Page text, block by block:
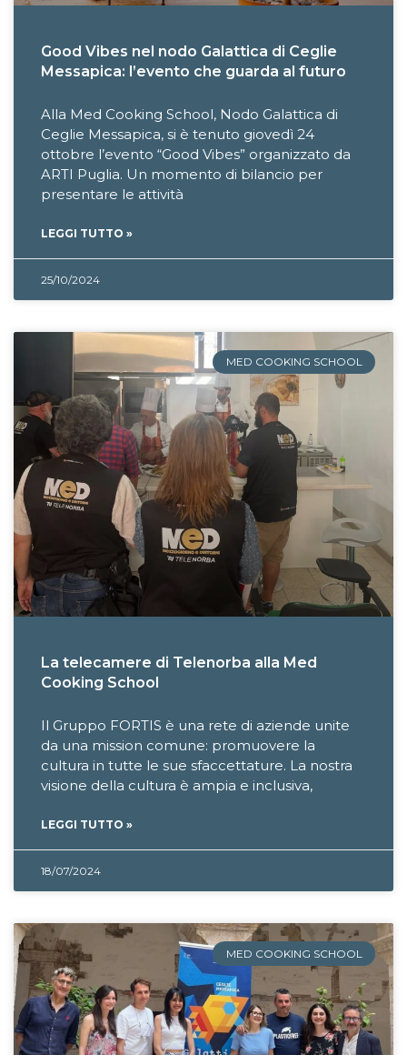
Good Vibes nel nodo Galattica di Ceglie
Messapica: l’evento che guarda al futuro
Alla Med Cooking School, Nodo Galattica di
Ceglie Messapica, si è tenuto giovedì 24
ottobre l’evento “Good Vibes” organizzato da
ARTI Puglia. Un momento di bilancio per
presentare le attività
LEGGI TUTTO »
25/10/2024
MED COOKING SCHOOL
La telecamere di Telenorba alla Med
Cooking School
Il Gruppo FORTIS è una rete di aziende unite
da una mission comune: promuovere la
cultura in tutte le sue sfaccettature. La nostra
visione della cultura è ampia e inclusiva,
LEGGI TUTTO »
18/07/2024
MED COOKING SCHOOL